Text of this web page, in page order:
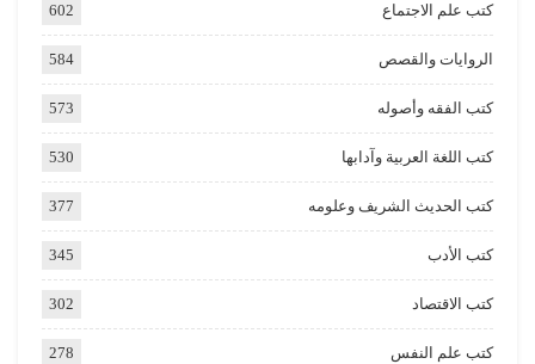
كتب علم الاجتماع 602
الروايات والقصص 584
كتب الفقه وأصوله 573
كتب اللغة العربية وآدابها 530
كتب الحديث الشريف وعلومه 377
كتب الأدب 345
كتب الاقتصاد 302
كتب علم النفس 278